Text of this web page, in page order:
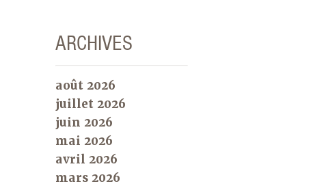
ARCHIVES
août 2026
juillet 2026
juin 2026
mai 2026
avril 2026
mars 2026